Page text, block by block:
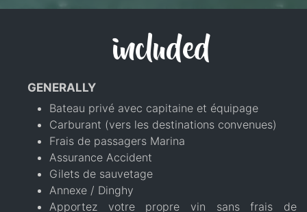
included
GENERALLY
Bateau privé avec capitaine et équipage
Carburant (vers les destinations convenues)
Frais de passagers Marina
Assurance Accident
Gilets de sauvetage
Annexe / Dinghy
Apportez votre propre vin sans frais de